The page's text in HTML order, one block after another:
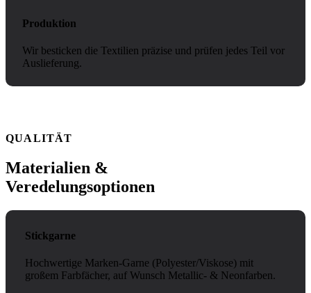
Produktion
Wir besticken die Textilien präzise und prüfen jedes Teil vor
Auslieferung.
QUALITÄT
Materialien &
Veredelungsoptionen
Stickgarne
Hochwertige Marken-Garne (Polyester/Viskose) mit
großem Farbfächer, auf Wunsch Metallic- & Neonfarben.